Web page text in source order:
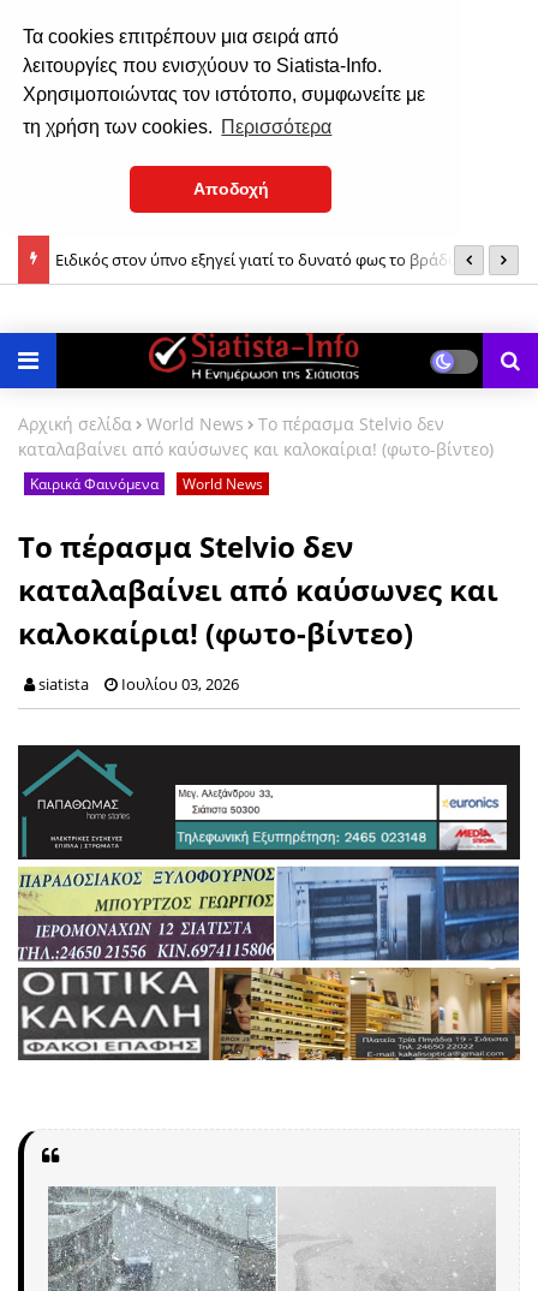
Τα cookies επιτρέπουν μια σειρά από
λειτουργίες που ενισχύουν το Siatista-Info.
Χρησιμοποιώντας τον ιστότοπο, συμφωνείτε με
τη χρήση των cookies. Περισσότερα
Αποδοχή
και Ειδικός στον ύπνο εξηγεί γιατί το δυνατό φως το βράδυ
Αρχική σελίδα World News
Το πέρασμα Stelvio δεν
καταλαβαίνει από καύσωνες και καλοκαίρια! (φωτο-βίντεο)
Καιρικά Φαινόμενα World News
Το πέρασμα Stelvio δεν
καταλαβαίνει από καύσωνες και
καλοκαίρια! (φωτο-βίντεο)
siatista Ιουλίου 03, 2026